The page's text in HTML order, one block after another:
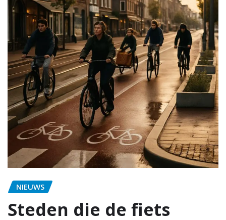
NIEUWS
Steden die de fiets